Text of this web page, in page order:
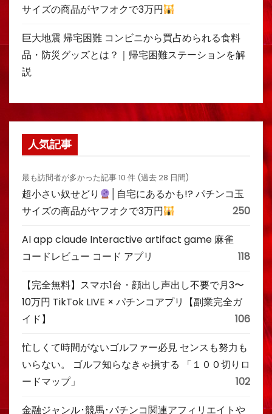
サイズの商品がヤフオクで3万円
巨大地震 帰宅困難 コンビニから買占められる食料
品・防災グッズとは？｜帰宅困難ステーションを解
説
人気記事
最も訪問者が多かった記事 10 件 (過去 28 日間)
超小さい奴せどり
│自宅にあるかも!? パチンコ玉
サイズの商品がヤフオクで3万円
250
AI app claude Interactive artifact game 麻雀
コードレビュー コード アプリ
118
【完全無料】スマホ1台・顔出し声出し不要で月3〜
10万円 TikTok LIVE × パチンコアプリ【副業完全ガ
イド】
106
忙しくて時間がないゴルファー必見 センスも努力も
いらない。 ゴルフ知らなきゃ損する 「１００切りロ
ードマップ」
102
金融ジャンル･競馬･パチンコ関連アフィリエイトや